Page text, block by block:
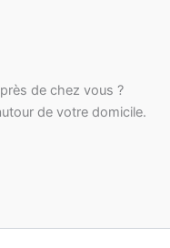
de chez vous ?
de votre domicile.